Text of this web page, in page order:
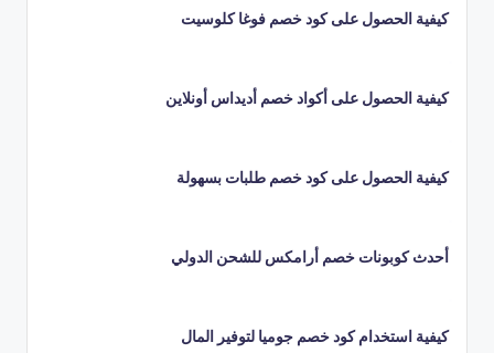
كيفية الحصول على كود خصم فوغا كلوسيت
كيفية الحصول على أكواد خصم أديداس أونلاين
كيفية الحصول على كود خصم طلبات بسهولة
أحدث كوبونات خصم أرامكس للشحن الدولي
كيفية استخدام كود خصم جوميا لتوفير المال